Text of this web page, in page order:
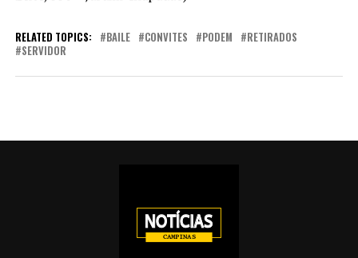
RELATED TOPICS: BAILE CONVITES PODEM
RETIRADOS
SERVIDOR